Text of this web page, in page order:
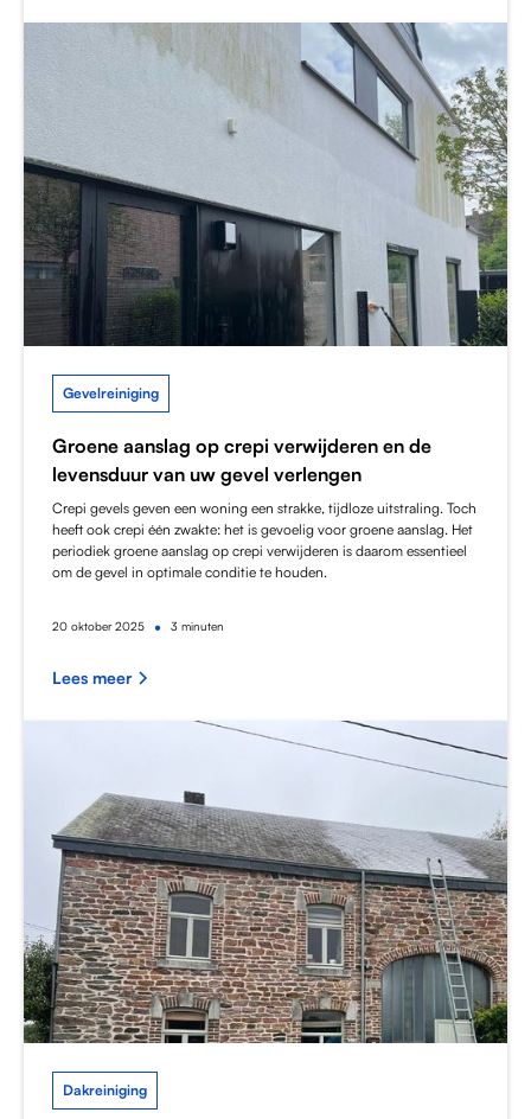
Gevelreiniging
Groene aanslag op crepi verwijderen en de
levensduur van uw gevel verlengen
Crepi gevels geven een woning een strakke, tijdloze uitstraling. Toch
heeft ook crepi één zwakte: het is gevoelig voor groene aanslag. Het
periodiek groene aanslag op crepi verwijderen is daarom essentieel
om de gevel in optimale conditie te houden.
20 oktober 2025 • 3 minuten
Lees meer
Dakreiniging